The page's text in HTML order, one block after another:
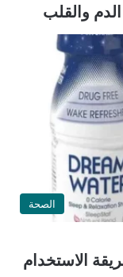
الصحة
الاستخدام